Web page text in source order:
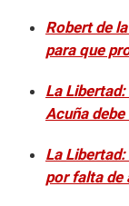
Robert de
para que
La
Acuña
La
por falta de